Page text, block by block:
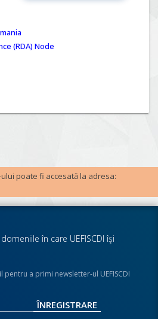
(RDA) Node
poate fi accesată la adresa:
în care UEFISCDI îşi
a primi newsletter-ul UEFISCDI